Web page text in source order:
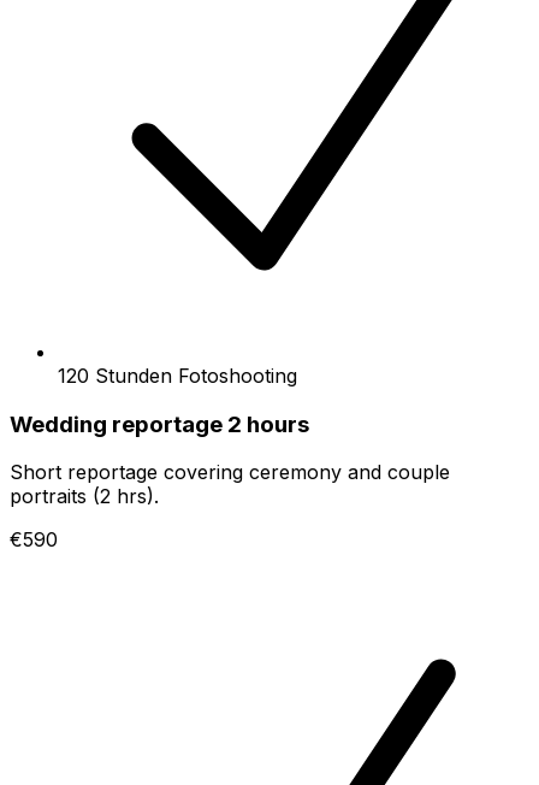
120 Stunden Fotoshooting
Wedding reportage 2 hours
Short reportage covering ceremony and couple
portraits (2 hrs).
€590